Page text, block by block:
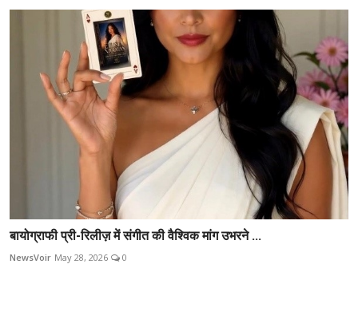
बायोग्राफी प्री-रिलीज़ में संगीत की वैश्विक मांग उभरने ...
NewsVoir May 28, 2026 0